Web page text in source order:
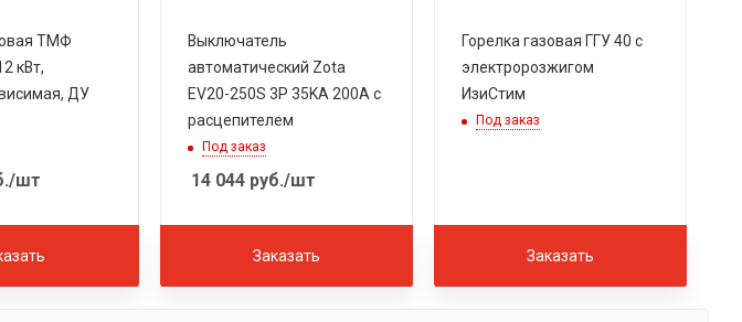
ТМФ
кВт,
ДУ
/шт
Выключатель
автоматический Zota
EV20-250S 3P 35KA 200A с
расцепителем
Под заказ
14 044руб./шт
Заказать
Горелка газовая ГГУ 40 с
электророзжигом
ИзиСтим
Под заказ
Заказать